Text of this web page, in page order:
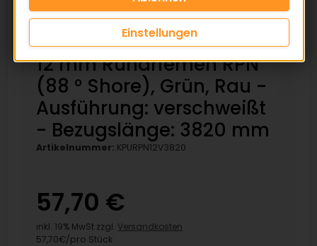
12 mm Rundriemen RPN
(88 ° Shore), Grün, Rau -
Ausführung: verschweißt
- Bezugslänge: 3820 mm
Artikelnummer: KPURPN12V3820
57,70 €
inkl. 19% MwSt zzgl. Versandkosten
57,70€/pro Stück
Einstellungen